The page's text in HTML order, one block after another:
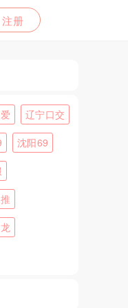
注册
辽宁口交
沈阳69